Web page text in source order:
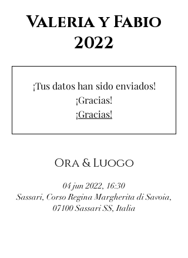
Valeria y Fabio
2022
¡Tus datos han sido enviados!
¡Gracias!
¡Gracias!
Ora & Luogo
04 jun 2022, 16:30
Sassari, Corso Regina Margherita di Savoia,
07100 Sassari SS, Italia